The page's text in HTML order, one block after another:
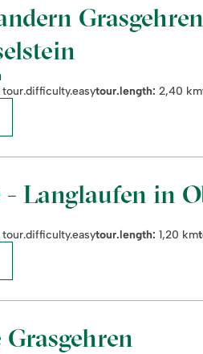
tour.difficulty.easytour.length: 2,40 km
Langlaufen in
tour.difficulty.easytour.length: 1,20 km